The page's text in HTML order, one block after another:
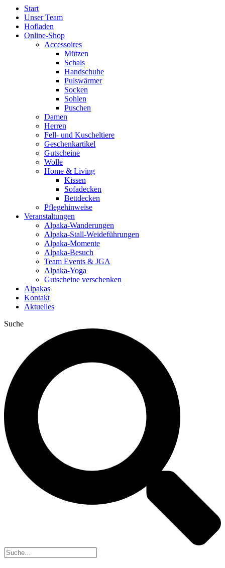
Start
Unser Team
Hofladen
Online-Shop
Accessoires
Mützen
Schals
Handschuhe
Pulswärmer
Socken
Sohlen
Puschen
Damen
Herren
Fell- und Kuscheltiere
Geschenkartikel
Gutscheine
Wolle
Home & Living
Kissen
Sofadecken
Bettdecken
Pflegehinweise
Veranstaltungen
Alpaka-Wanderungen
Alpaka-Stall-Weideführungen
Alpaka-Momente
Alpaka-Besuch
Team Events & JGA
Alpaka-Yoga
Gutscheine verschenken
Alpakas
Kontakt
Aktuelles
Suche